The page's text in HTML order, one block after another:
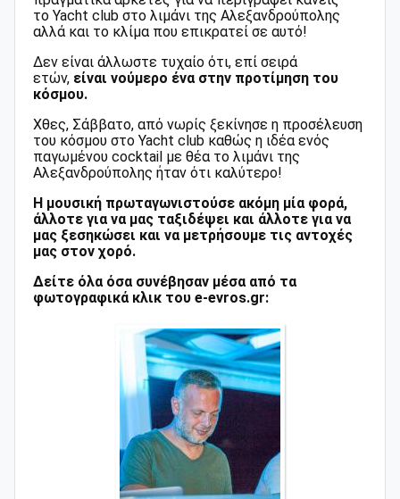
το Yacht club στo λιμάνι της Αλεξανδρούπολης
αλλά και το κλίμα που επικρατεί σε αυτό!
Δεν είναι άλλωστε τυχαίο ότι, επί σειρά
ετών, είναι νούμερο ένα στην προτίμηση του
κόσμου.
Χθες, Σάββατο, από νωρίς ξεκίνησε η προσέλευση
του κόσμου στο Yacht club καθώς η ιδέα ενός
παγωμένου cocktail με θέα το λιμάνι της
Αλεξανδρούπολης ήταν ότι καλύτερο!
Η μουσική πρωταγωνιστούσε ακόμη μία φορά,
άλλοτε για να μας ταξιδέψει και άλλοτε για να
μας ξεσηκώσει και να μετρήσουμε τις αντοχές
μας στον χορό.
Δείτε όλα όσα συνέβησαν μέσα από τα
φωτογραφικά κλικ του e-evros.gr: